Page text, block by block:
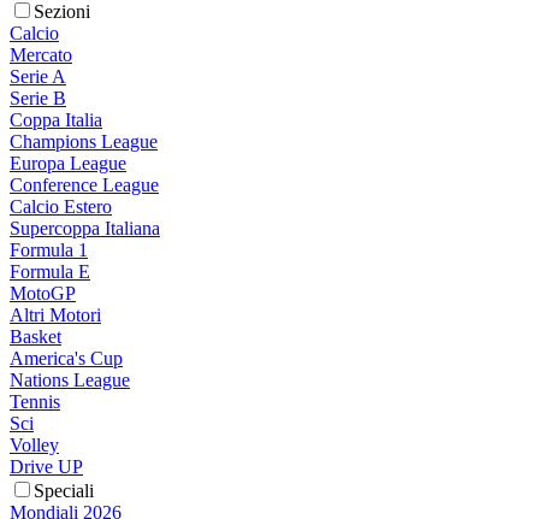
Sezioni
Calcio
Mercato
Serie A
Serie B
Coppa Italia
Champions League
Europa League
Conference League
Calcio Estero
Supercoppa Italiana
Formula 1
Formula E
MotoGP
Altri Motori
Basket
America's Cup
Nations League
Tennis
Sci
Volley
Drive UP
Speciali
Mondiali 2026